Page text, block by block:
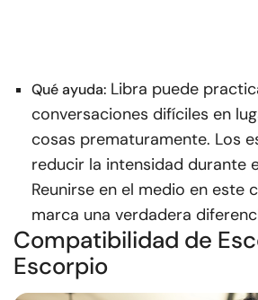
Qué ayuda: Libra puede
conversaciones difíciles en
cosas prematuramente. Los
reducir la intensidad durante
Reunirse en el medio en este
marca una verdadera
Compatibilidad de
Escorpio